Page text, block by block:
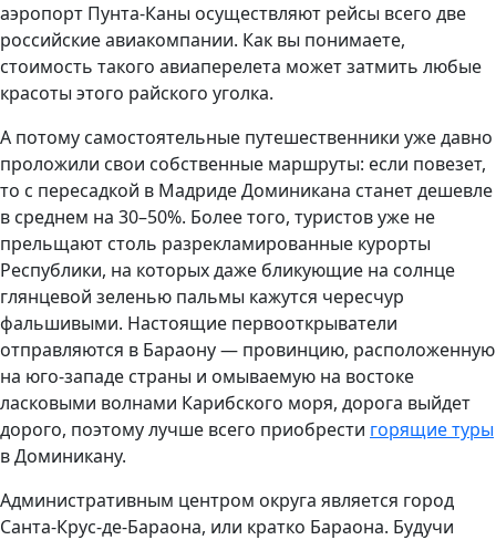
аэропорт Пунта-Каны осуществляют рейсы всего две
российские авиакомпании. Как вы понимаете,
стоимость такого авиаперелета может затмить любые
красоты этого райского уголка.
А потому самостоятельные путешественники уже давно
проложили свои собственные маршруты: если повезет,
то с пересадкой в Мадриде Доминикана станет дешевле
в среднем на 30–50%. Более того, туристов уже не
прельщают столь разрекламированные курорты
Республики, на которых даже бликующие на солнце
глянцевой зеленью пальмы кажутся чересчур
фальшивыми. Настоящие первооткрыватели
отправляются в Бараону — провинцию, расположенную
на юго-западе страны и омываемую на востоке
ласковыми волнами Карибского моря, дорога выйдет
дорого, поэтому лучше всего приобрести горящие туры
в Доминикану.
Административным центром округа является город
Санта-Крус-де-Бараона, или кратко Бараона. Будучи